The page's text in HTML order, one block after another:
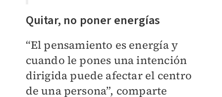
Quitar, no poner energías
“El pensamiento es energía y
cuando le pones una intención
dirigida puede afectar el centro
de una persona”, comparte